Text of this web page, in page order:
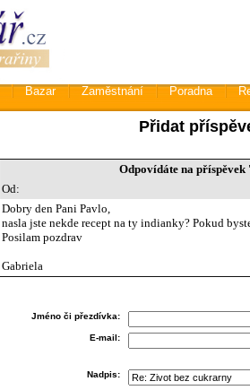
Bazar Zaměstnání Poradna
Přidat
Odpovídáte na
Od:
Dobry den Pani Pavlo,
nasla jste nekde recept na ty indianky? Pokud
Posilam pozdrav
Gabriela
Jméno či přezdívka:
E-mail:
Nadpis: